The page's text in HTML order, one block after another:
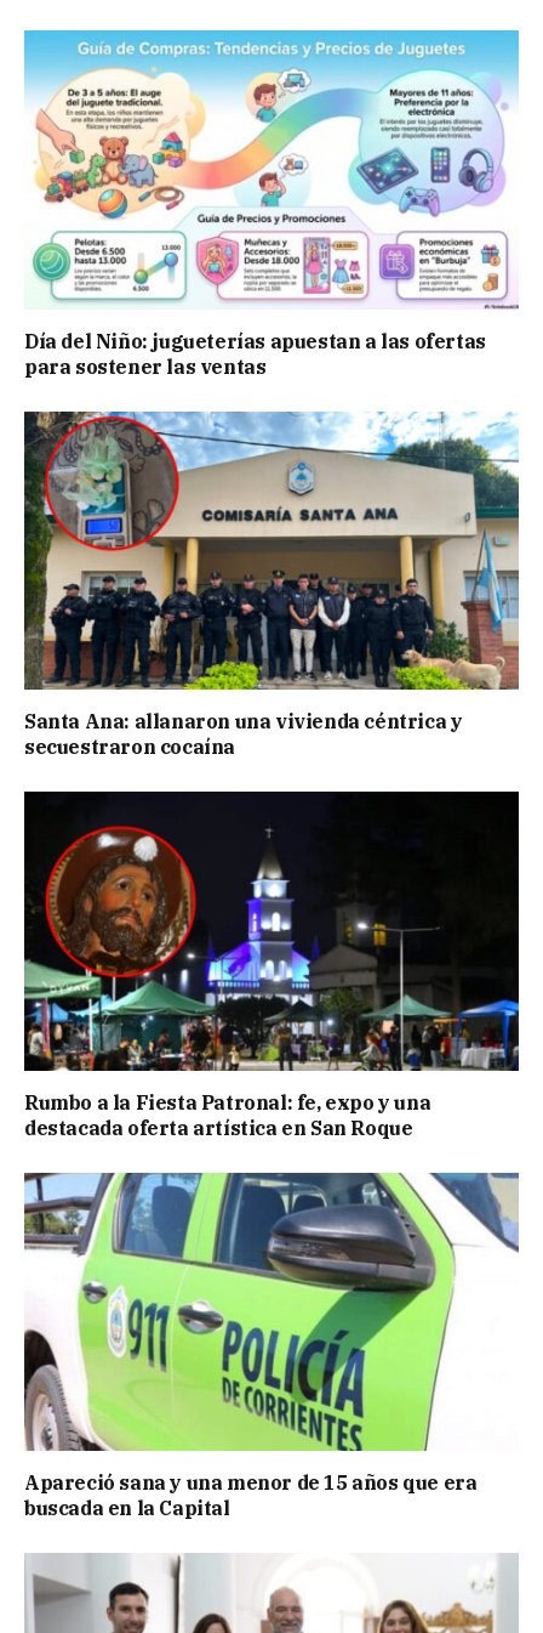
Día del Niño: jugueterías apuestan a las ofertas
para sostener las ventas
Santa Ana: allanaron una vivienda céntrica y
secuestraron cocaína
Rumbo a la Fiesta Patronal: fe, expo y una
destacada oferta artística en San Roque
Apareció sana y una menor de 15 años que era
buscada en la Capital